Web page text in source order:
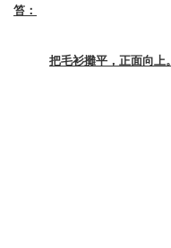
笞：
把毛衫攤平，正面向上。